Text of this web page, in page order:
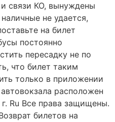
связи КО, вынуждены
не удается,
на билет
постоянно
пересадку не по
что билет таким
только в приложении
расположен
Ru Все права защищены.
билетов на